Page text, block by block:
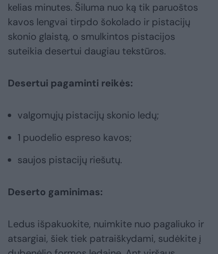
kelias minutes. Šiluma nuo ką tik paruoštos
kavos lengvai tirpdo šokolado ir pistacijų
skonio glaistą, o smulkintos pistacijos
suteikia desertui daugiau tekstūros.
Desertui pagaminti reikės:
valgomųjų pistacijų skonio ledų;
1 puodelio espreso kavos;
saujos pistacijų riešutų.
Deserto gaminimas:
Ledus išpakuokite, nuimkite nuo pagaliuko ir
atsargiai, šiek tiek patraiškydami, sudėkite į